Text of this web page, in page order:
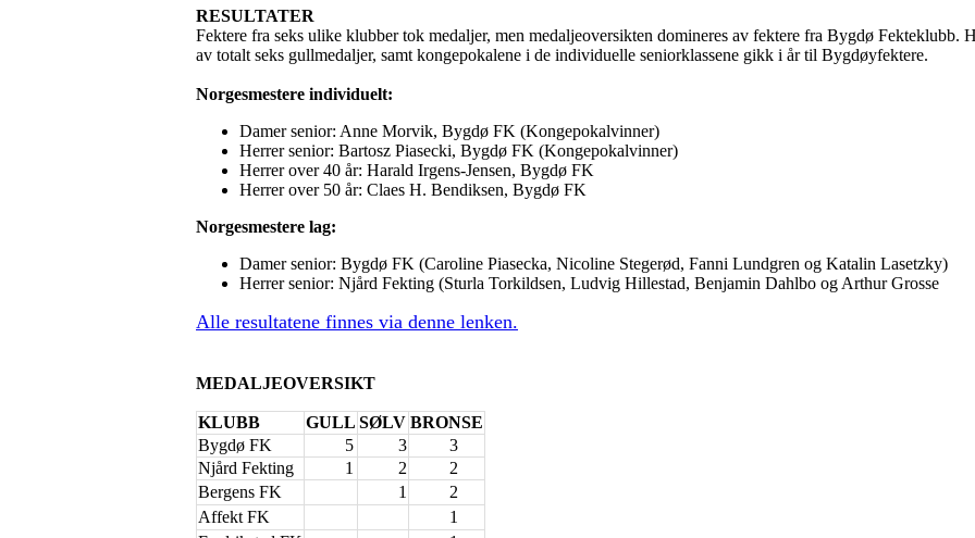
RESULTATER
Fektere fra seks ulike klubber tok medaljer, men medaljeoversikten domineres av fektere fra Bygdø Fekteklubb.
av totalt seks gullmedaljer, samt kongepokalene i de individuelle seniorklassene gikk i år til Bygdøyfektere.
Norgesmestere individuelt:
Damer senior: Anne Morvik, Bygdø FK (Kongepokalvinner)
Herrer senior: Bartosz Piasecki, Bygdø FK (Kongepokalvinner)
Herrer over 40 år: Harald Irgens-Jensen, Bygdø FK
Herrer over 50 år: Claes H. Bendiksen, Bygdø FK
Norgesmestere lag:
Damer senior: Bygdø FK (Caroline Piasecka, Nicoline Stegerød, Fanni Lundgren og Katalin Lasetzky)
Herrer senior: Njård Fekting (Sturla Torkildsen, Ludvig Hillestad, Benjamin Dahlbo og Arthur Grosse
Alle resultatene finnes via denne lenken.
MEDALJEOVERSIKT
KLUBB GULL SØLV BRONSE
Bygdø FK
5 3
3
Njård Fekting
1 2
2
Bergens FK
1
2
Affekt FK
1